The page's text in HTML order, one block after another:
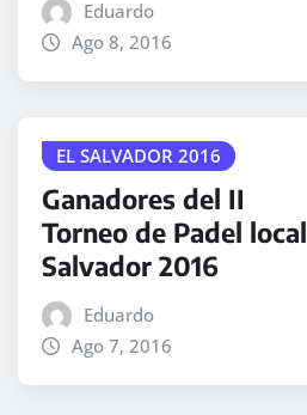
Eduardo
Ago 8, 2016
EL SALVADOR 2016
Ganadores del II
Torneo de Padel local
Salvador 2016
Eduardo
Ago 7, 2016